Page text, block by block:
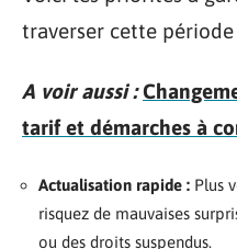
traverser cette période
A voir aussi :
tarif et démarches à
Actualisation rapide : Plus
risquez de mauvaises
ou des droits suspendus.